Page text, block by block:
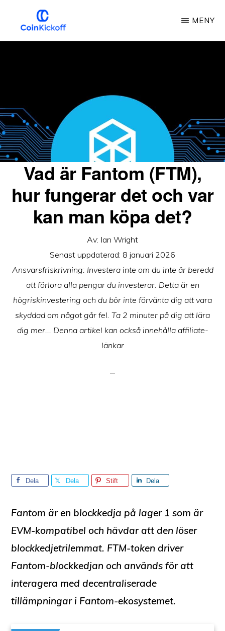
huvudinnehåll
MYNTSTART
MENY
Vad är Fantom (FTM),
hur fungerar det och var
kan man köpa det?
Av: Ian Wright
Senast uppdaterad: 8 januari 2026
Ansvarsfriskrivning: Investera inte om du inte är beredd
att förlora alla pengar du investerar. Detta är en
högriskinvestering och du bör inte förvänta dig att vara
skyddad om något går fel. Ta 2 minuter på dig att lära
dig mer... Denna artikel kan också innehålla affiliate-
länkar
Dela Dela Stift Dela
Fantom är en blockkedja på lager 1 som är
EVM-kompatibel och hävdar att den löser
blockkedjetrilemmat. FTM-token driver
Fantom-blockkedjan och används för att
interagera med decentraliserade
tillämpningar i Fantom-ekosystemet.